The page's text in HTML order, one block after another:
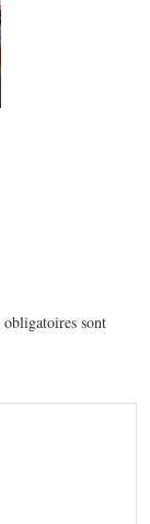
obligatoires sont